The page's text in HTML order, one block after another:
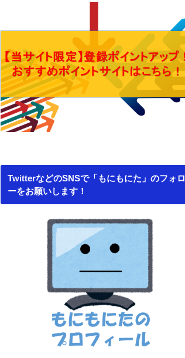
TwitterなどのSNSで「もにもにた」のフォロ
ーをお願いします！